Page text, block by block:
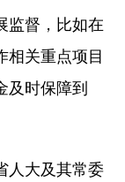
督，比如在
相关重点项目
及时保障到
大及其常委